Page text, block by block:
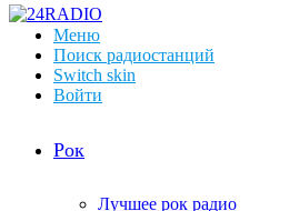
Меню
Поиск радиостанций
Switch skin
Войти
Рок
Лучшее рок радио